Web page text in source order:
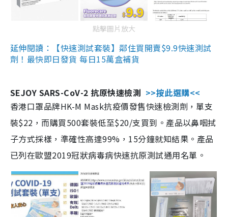
點擊圖片放大
延伸閱讀：【快速測試套裝】鄰住買開賣$9.9快速測試
劑！最快即日發貨 每日15萬盒補貨
SEJOY SARS-CoV-2 抗原快速檢測 >>按此選購<<
香港口罩品牌HK-M Mask抗疫價發售快速檢測劑，單支
裝$22，而購買500套裝低至$20/支買到。產品以鼻咽拭
子方式採樣，準確性高達99%，15分鐘就知結果。產品
已列在歐盟2019冠狀病毒病快速抗原測試通用名單。